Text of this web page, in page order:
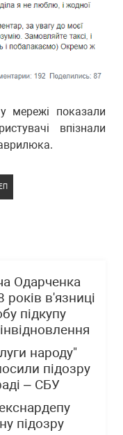
мережі показали
впізнали
Одарченка
в'язниці
підкупу
народу"
підозру
– СБУ
підозру